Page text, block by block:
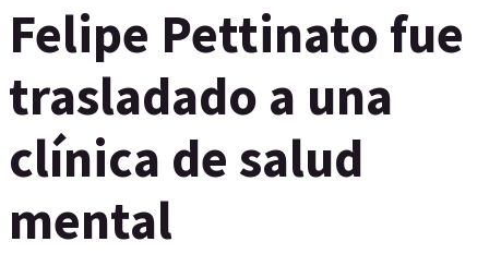
Felipe Pettinato fue
trasladado a una
clínica de salud
mental